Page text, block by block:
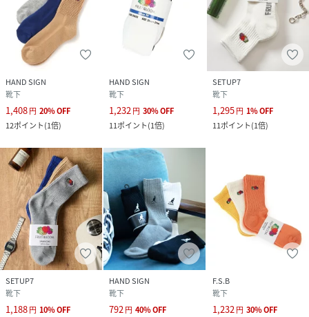
HAND SIGN
靴下
1,408円 20%OFF
12ポイント(1倍)
HAND SIGN
靴下
1,232 円 30%OFF
11ポイント(1倍)
SETUP7
靴下
1,295円 1%OFF
11ポイント(1倍)
SETUP7
靴下
1,188円 10%OFF
HAND SIGN
靴下
792円 40%OFF
F.S.B
靴下
1,232円 30%OFF